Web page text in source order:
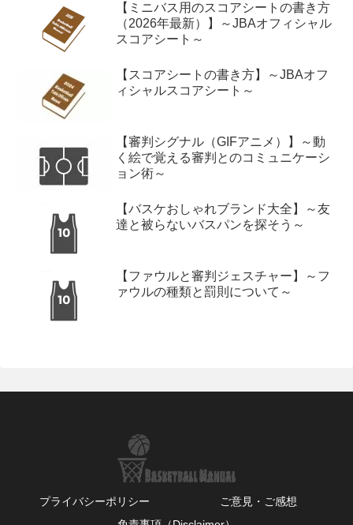
【ミニバス用のスコアシートの書き方
（2026年最新）】～JBAオフィシャル
スコアシート～
【スコアシートの書き方】～JBAオフ
ィシャルスコアシート～
【審判シグナル（GIFアニメ）】～動
く絵で覚える審判とのコミュニケーシ
ョン術～
【バスケおしゃれブランド大全】～友
達と被らないバスパンを探そう～
【ファウルと審判ジェスチャー】～フ
ァウルの種類と罰則について～
プライバシーポリシー
ご意見・ご感想